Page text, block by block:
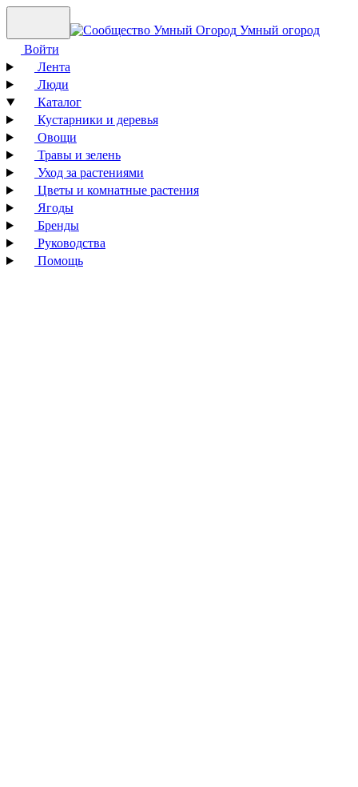
Умный огород
Войти
Лента
Люди
Каталог
Кустарники и деревья
Овощи
Травы и зелень
Уход за растениями
Цветы и комнатные растения
Ягоды
Бренды
Руководства
Помощь